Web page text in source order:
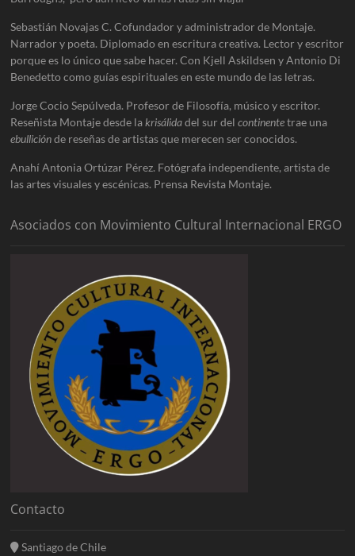
Sebastián Novajas C. Cofundador y administrador de Montaje.
Narrador y poeta. Diplomado en escritura creativa. Lector y escritor
porque es lo único que sabe hacer. Con Kjell Askildsen y Antonio Di
Benedetto como guías espirituales en este mundo de las letras.
Jorge Cocio Sepúlveda. Profesor de Filosofía, músico y escritor.
Reseñista Montaje desde lakrisálidadel sur delcontinentetrae una
ebulliciónde reseñas de artistas que merecen ser conocidos.
Anahí Antonia Ortúzar Pérez. Fotógrafa independiente, artista de
las artes visuales y escénicas. Prensa Revista Montaje.
Asociados con Movimiento Cultural Internacional ERGO
Contacto
Santiago de Chile